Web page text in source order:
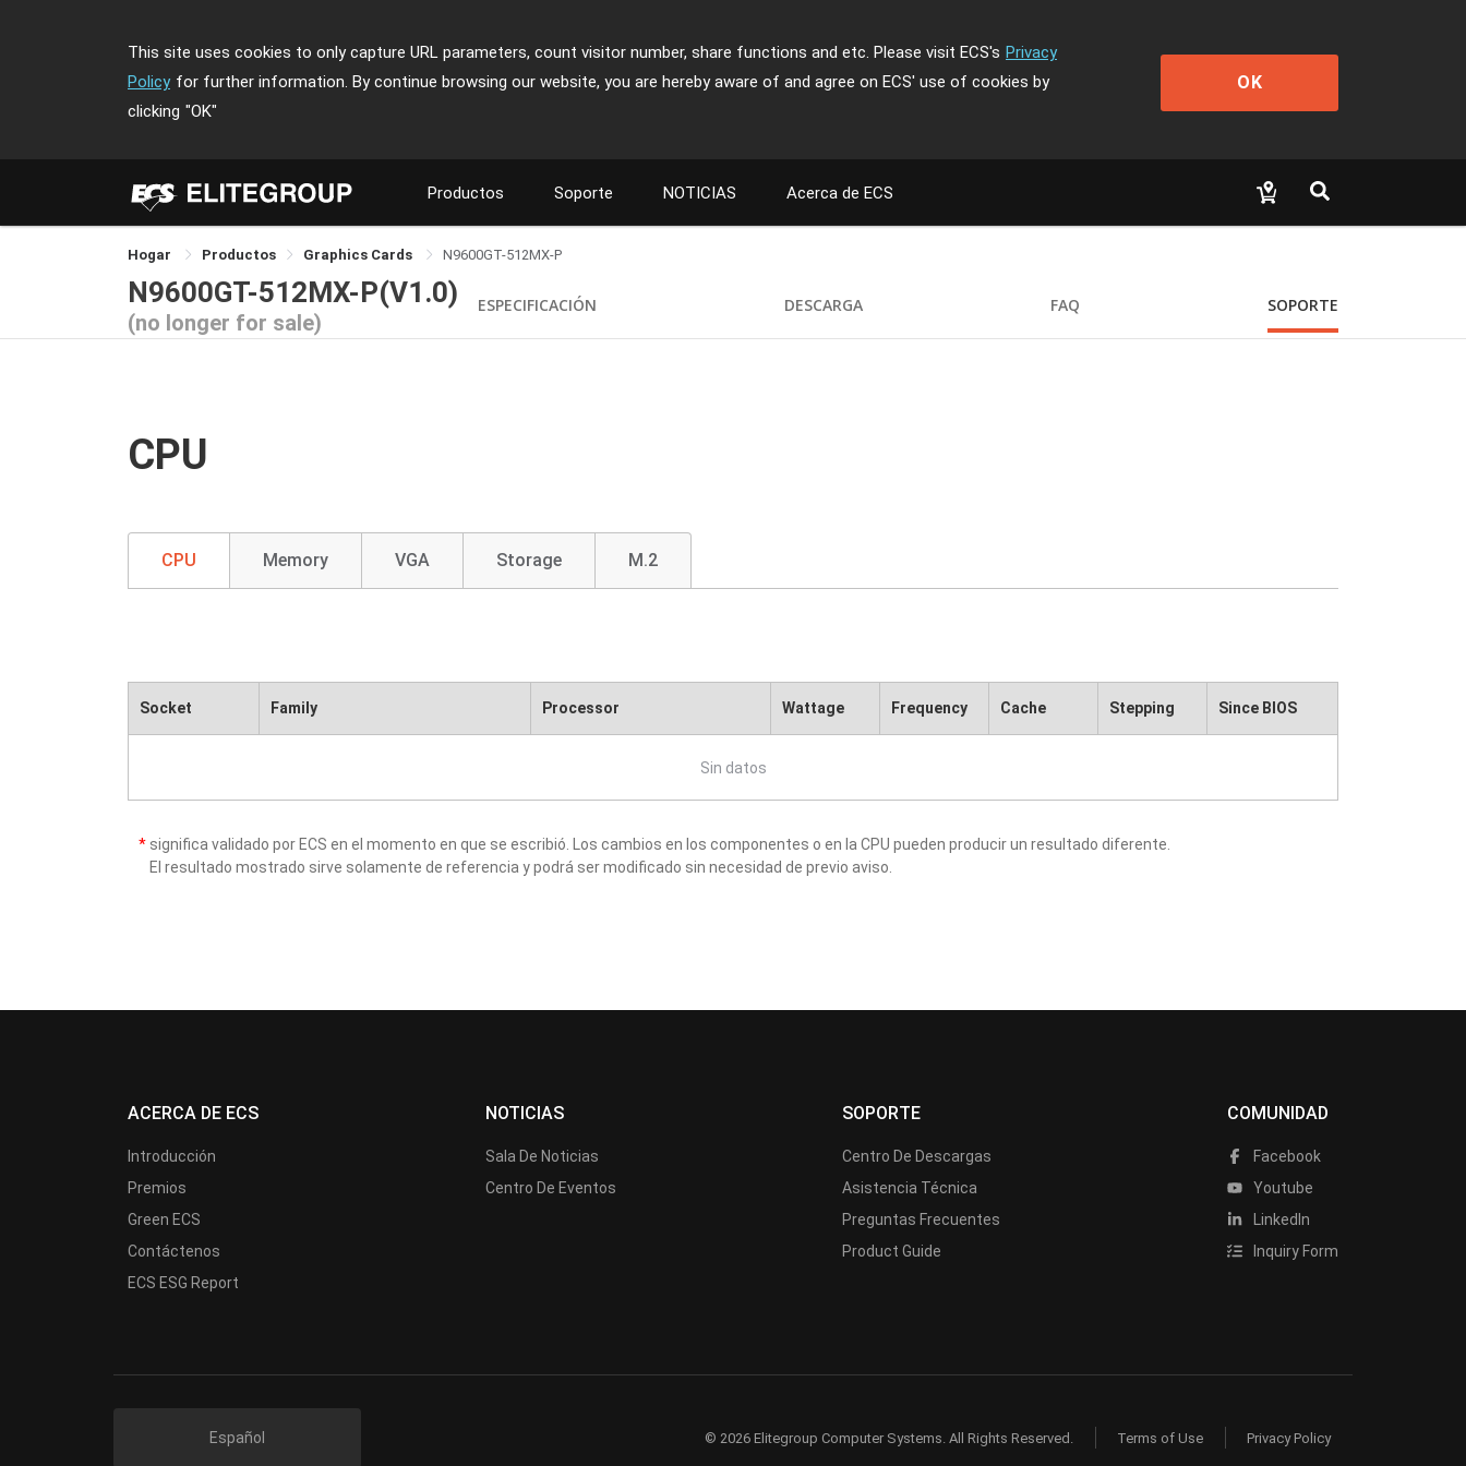
This site uses cookies to only capture URL parameters, count visitor number, share functions and etc. Please visit ECS's Privacy
Policy for further information. By continue browsing our website, you are hereby aware of and agree on ECS' use of cookies by
clicking "OK"
OK
Productos Soporte NOTICIAS Acerca de ECS
Hogar Productos Graphics Cards N9600GT-512MX-P
N9600GT-512MX-P(V1.0)
(no longer for sale)
ESPECIFICACIÓN DESCARGA FAQ SOPORTE
CPU
CPU Memory VGA Storage M.2
Socket Family Processor Wattage Frequency Cache Stepping Since BIOS
Sin datos
* significa validado por ECS en el momento en que se escribió. Los cambios en los componentes o en la CPU pueden producir un resultado diferente.
El resultado mostrado sirve solamente de referencia y podrá ser modificado sin necesidad de previo aviso.
ACERCA DE ECS
Introducción
Premios
Green ECS
Contáctenos
ECS ESG Report
NOTICIAS
Sala De Noticias
Centro De Eventos
SOPORTE
Centro De Descargas
Asistencia Técnica
Preguntas Frecuentes
Product Guide
COMUNIDAD
Facebook
Youtube
LinkedIn
Inquiry Form
Español © 2026 Elitegroup Computer Systems. All Rights Reserved. Terms of Use Privacy Policy